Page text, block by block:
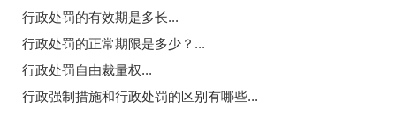
行政处罚的有效期是多长...
行政处罚的正常期限是多少？...
行政处罚自由裁量权...
行政强制措施和行政处罚的区别有哪些...